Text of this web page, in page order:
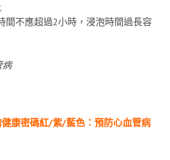
間不應超過2小時，浸泡時間過長容
康密碼紅/紫/藍色：預防心血管病